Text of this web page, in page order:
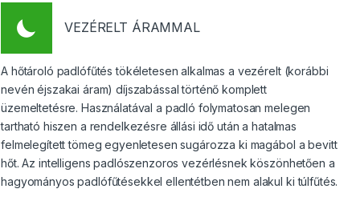
VEZÉRELT ÁRAMMAL
A hőtároló padlófűtés tökéletesen alkalmas a vezérelt (korábbi
nevén éjszakai áram) díjszabással történő komplett
üzemeltetésre. Használatával a padló folymatosan melegen
tartható hiszen a rendelkezésre állási idő után a hatalmas
felmelegített tömeg egyenletesen sugározza ki magábol a bevitt
hőt. Az intelligens padlószenzoros vezérlésnek köszönhetően a
hagyományos padlófűtésekkel ellentétben nem alakul ki túlfűtés.